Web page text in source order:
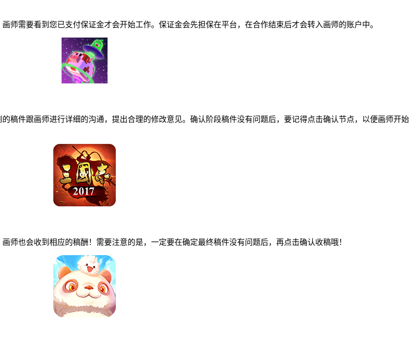
需要看到您已支付保证金才会开始工作。保证金会先担保在平台，在合作结束后才会转入画师的账户中。
件跟画师进行详细的沟通，提出合理的修改意见。确认阶段稿件没有问题后，要记得点击确认节点，以便画师开始
也会收到相应的稿酬！需要注意的是，一定要在确定最终稿件没有问题后，再点击确认收稿哦！